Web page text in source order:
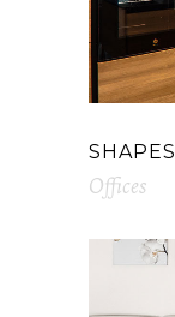
SHAPES
Offices